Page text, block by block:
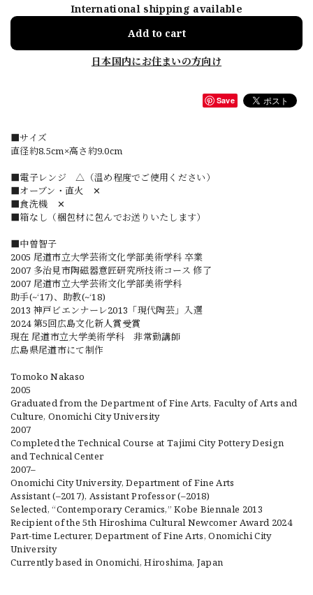
International shipping available
Add to cart
日本国内にお住まいの方向け
Save
■サイズ
直径約8.5cm×高さ約9.0cm
■電子レンジ △（温め程度でご使用ください）
■オーブン・直火 ✕
■食洗機 ✕
■箱なし（梱包材に包んでお送りいたします）
■中曽智子
2005 尾道市立大学芸術文化学部美術学科 卒業
2007 多治見市陶磁器意匠研究所技術コース 修了
2007 尾道市立大学芸術文化学部美術学科
助手(~‘17)、助教(~‘18)
2013 神戸ビエンナーレ2013「現代陶芸」入選
2024 第5回広島文化新人賞受賞
現在 尾道市立大学美術学科 非常勤講師
広島県尾道市にて制作
Tomoko Nakaso
2005
Graduated from the Department of Fine Arts, Faculty of Arts and
Culture, Onomichi City University
2007
Completed the Technical Course at Tajimi City Pottery Design
and Technical Center
2007–
Onomichi City University, Department of Fine Arts
Assistant (–2017), Assistant Professor (–2018)
Selected, “Contemporary Ceramics,” Kobe Biennale 2013
Recipient of the 5th Hiroshima Cultural Newcomer Award 2024
Part-time Lecturer, Department of Fine Arts, Onomichi City
University
Currently based in Onomichi, Hiroshima, Japan